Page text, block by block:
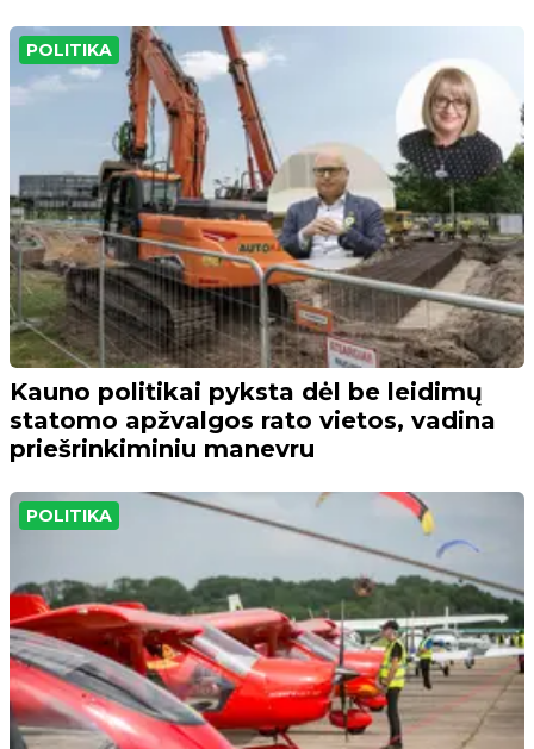
POLITIKA
Kauno politikai pyksta dėl be leidimų
statomo apžvalgos rato vietos, vadina
priešrinkiminiu manevru
POLITIKA